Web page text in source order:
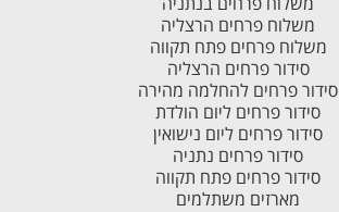
משלוח פרחים הרצליה
משלוח פרחים פתח תקווה
סידור פרחים הרצליה
סידור פרחים להחלמה מהירה
סידור פרחים ליום הולדת
סידור פרחים ליום נישואין
סידור פרחים נתניה
סידור פרחים פתח תקווה
מארזים משתלמים